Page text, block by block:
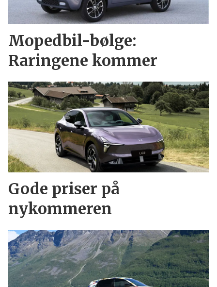
Mopedbil-bølge:
Raringene kommer
Gode priser på
nykommeren